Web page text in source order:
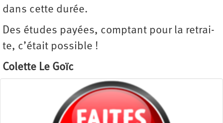
dans cette durée.
Des études payées, comptant pour la re­trai­
te, c’était possible !
Colette Le Goïc